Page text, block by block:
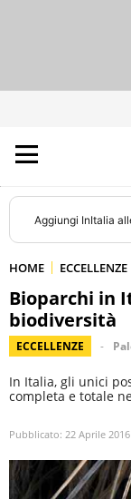
Aggiungi InItalia
HOME ECCELLENZE
Bioparchi in
biodiversità
ECCELLENZE
In Italia, gli unici
completa e totale
Pubblicato: 22 Aprile 2016